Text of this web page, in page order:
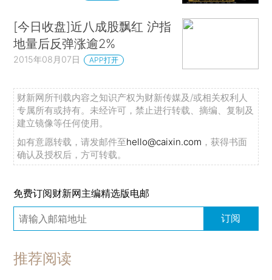
[今日收盘]近八成股飘红 沪指
地量后反弹涨逾2%
2015年08月07日 APP打开
财新网所刊载内容之知识产权为财新传媒及/或相关权利人
专属所有或持有。未经许可，禁止进行转载、摘编、复制及
建立镜像等任何使用。
如有意愿转载，请发邮件至hello@caixin.com ，获得书面
确认及授权后，方可转载。
免费订阅财新网主编精选版电邮
订阅
推荐阅读